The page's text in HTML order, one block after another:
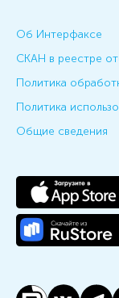
Об Интерфаксе
СКАН в реестре
Политика
Политика
Общие сведения